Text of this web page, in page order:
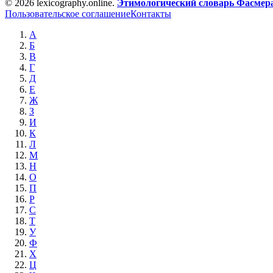
© 2026 lexicography.online. Этимологический словарь
Пользовательское соглашениеКонтакты
А
Б
В
Г
Д
Е
Ж
З
И
К
Л
М
Н
О
П
Р
С
Т
У
Ф
Х
Ц